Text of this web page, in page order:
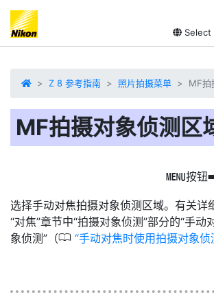
Select
Z 8 参考指南 照片拍摄菜单 MF拍
MF拍摄对象侦测区
G按钮
选择手动对焦拍摄对象侦测区域。有关详
“对焦”章节中“拍摄对象侦测”部分的“手动
象侦测”（0 手动对焦时使用拍摄对象侦